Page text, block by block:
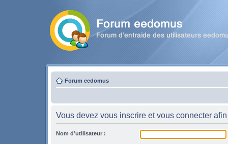
Forum eedomus
Vous devez vous inscrire et vous connecter
Nom d’utilisateur :